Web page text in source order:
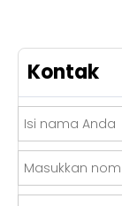
Kontak